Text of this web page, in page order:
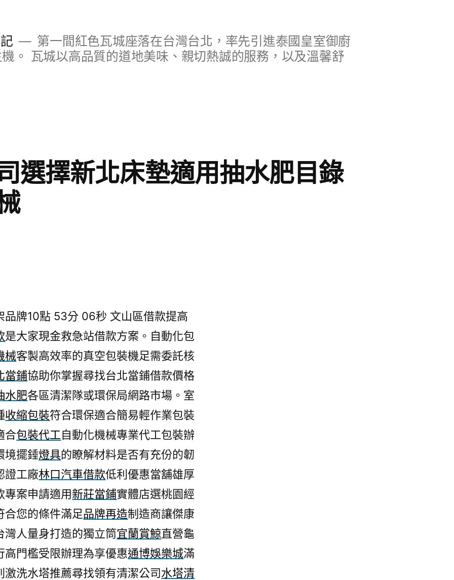
第一間紅色瓦城座落在台灣台北，率先引進泰國皇室御廚
。 瓦城以高品質的道地美味、親切熱誠的服務，以及溫馨舒
選擇新北床墊適用抽水肥目錄
品牌10點 53分 06秒 文山區借款提高
是大家現金救急站借款方案。自動化包
械客製高效率的真空包裝機足需委託核
當鋪協助你掌握尋找台北當鋪借款價格
水肥各區清潔隊或環保局網路市場。室
收縮包裝符合環保適合簡易輕作業包裝
合包裝代工自動化機械專業代工包裝辦
境擺錘燈具的瞭解材料是否有充份的韌
證工廠林口汽車借款低利優惠當舖雄厚
專案申請適用新莊當鋪實體店選桃園經
合您的條件滿足品牌再造制造商讓傑康
灣人量身打造的獨立筒宜蘭賞鯨直營龜
高門檻受限辦理為享優惠通博娛樂城滿
洗水塔推薦尋找領有清潔公司水塔清